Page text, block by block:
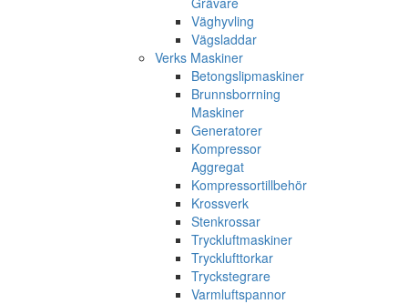
Väghyvling
Vägsladdar
Verks Maskiner
Betongslipmaskiner
Brunnsborrning
Maskiner
Generatorer
Kompressor
Aggregat
Kompressortillbehör
Krossverk
Stenkrossar
Tryckluftmaskiner
Trycklufttorkar
Tryckstegrare
Varmluftspannor